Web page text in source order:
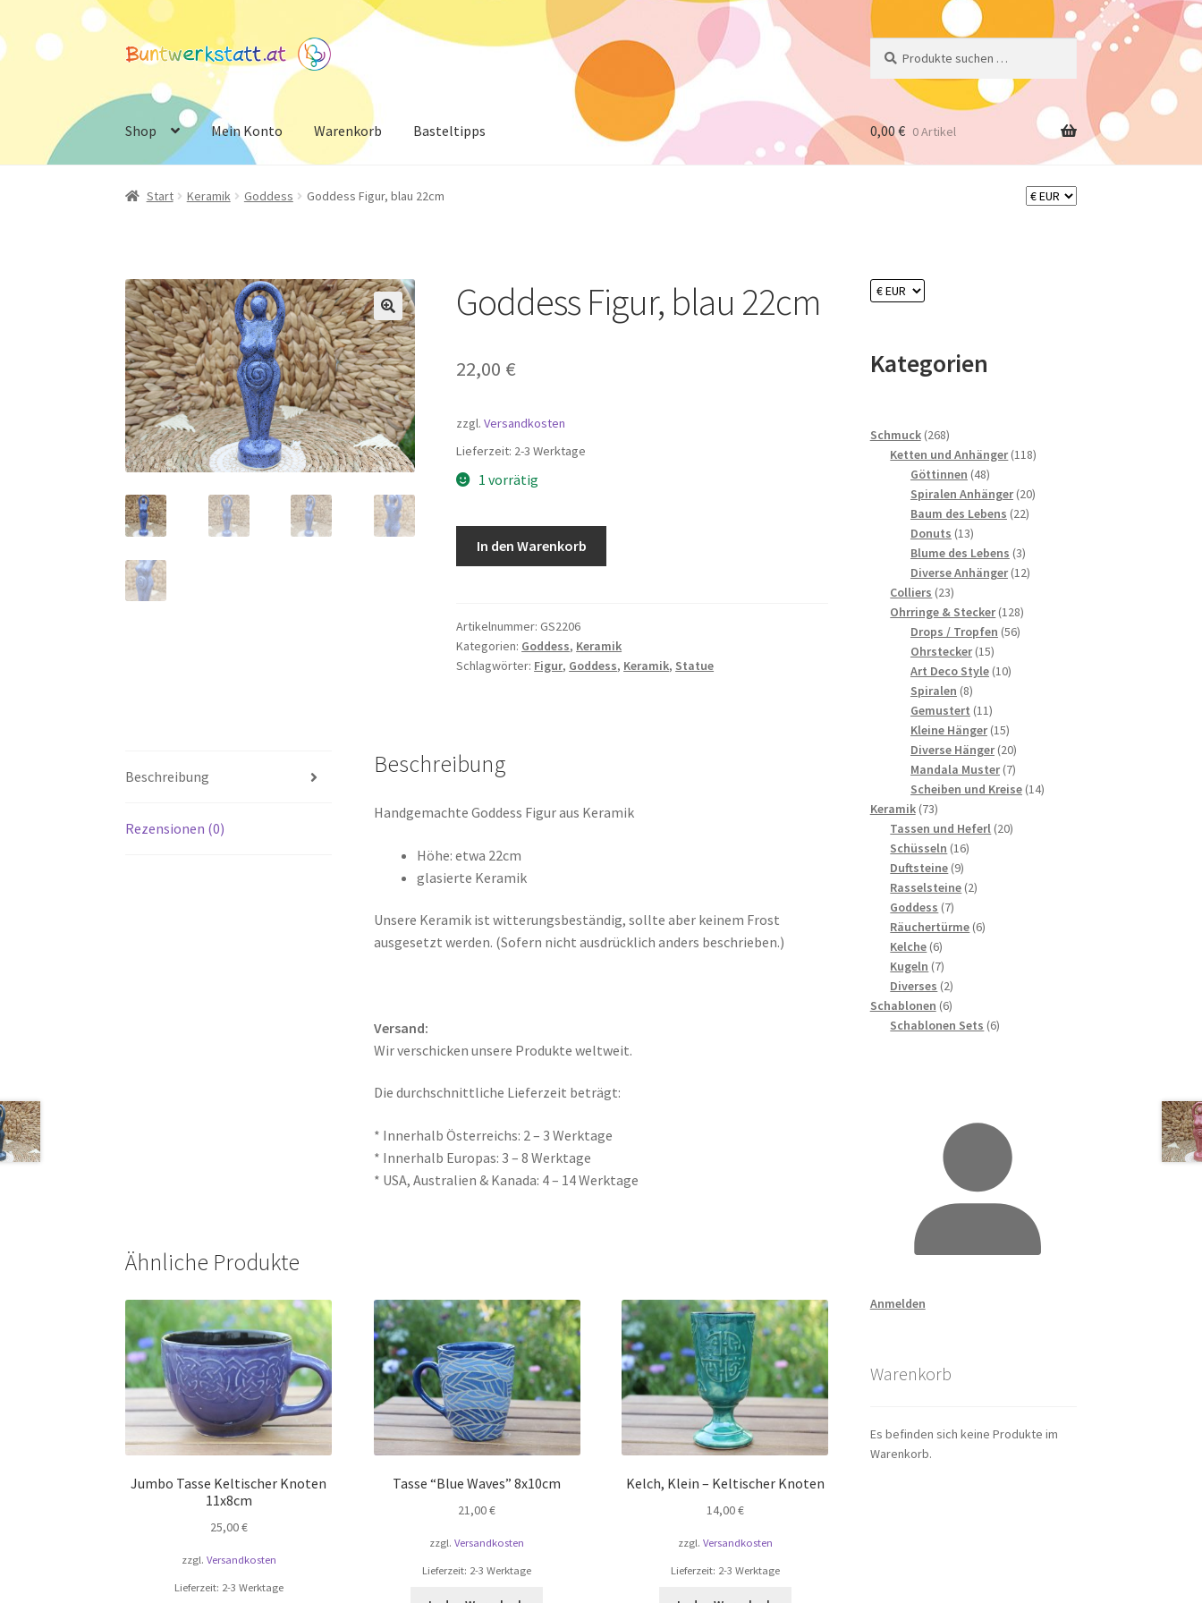
Zur
Navigation
springen
Zum
Inhalt
springen
nach:
Shop Mein Konto Warenkorb Basteltipps 0,00 € 0 Artikel
Start Keramik Goddess Goddess Figur, blau 22cm
Goddess Figur, blau 22cm
22,00 €
zzgl.Versandkosten
Lieferzeit: 2-3 Werktage
1 vorrätig
Menge
In den Warenkorb
Artikelnummer:GS2206
Kategorien: Goddess, Keramik
Schlagwörter: Figur, Goddess, Keramik, Statue
Beschreibung
Rezensionen (0)
Beschreibung
Handgemachte Goddess Figur aus Keramik
Höhe: etwa 22cm
glasierte Keramik
Unsere Keramik ist witterungsbeständig, sollte aber keinem Frost
ausgesetzt werden. (Sofern nicht ausdrücklich anders beschrieben.)
Versand:
Wir verschicken unsere Produkte weltweit.
Die durchschnittliche Lieferzeit beträgt:
* Innerhalb Österreichs: 2 – 3 Werktage
* Innerhalb Europas: 3 – 8 Werktage
* USA, Australien & Kanada: 4 – 14 Werktage
Ähnliche Produkte
Jumbo Tasse Keltischer Knoten
11x8cm
25,00€
zzgl. Versandkosten
Lieferzeit: 2-3 Werktage
Tasse “Blue Waves” 8x10cm
21,00€
zzgl.Versandkosten
Lieferzeit: 2-3 Werktage
Kelch, Klein – Keltischer Knoten
14,00€
zzgl. Versandkosten
Lieferzeit: 2-3 Werktage
Kategorien
Schmuck 268268
Produkte
Ketten und Anhänger 118118
Göttinnen 4848
Produkte
Spiralen Anhänger 2020
Baum des Lebens 2222
Donuts 1313
Produkte
Blume des Lebens 33
Produkte
Diverse Anhänger 1212
Colliers 2323
Produkte
Ohrringe & Stecker 128128
Drops / Tropfen 5656
Ohrstecker 1515
Produkte
Art Deco Style 1010
Spiralen 88
Produkte
Gemustert 1111
Produkte
Kleine Hänger 1515
Produkte
Diverse Hänger 2020
Produkte
Mandala Muster 77
Produkte
Scheiben und Kreise 1414
Keramik 7373
Produkte
Tassen und Heferl 2020
Schüsseln 1616
Duftsteine 99
Produkte
Rasselsteine 22
Goddess 77
Produkte
Räuchertürme 66
Kelche 66
Produkte
Kugeln 77
Produkte
Diverses 22
Produkte
Schablonen 66
Produkte
Schablonen Sets 66
Anmelden
Warenkorb
Es befinden sich keine Produkte im
Warenkorb.